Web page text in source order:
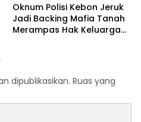
Oknum Polisi Kebon Jeruk
Jadi Backing Mafia Tanah
Merampas Hak Keluarga
dipublikasikan. Ruas yang